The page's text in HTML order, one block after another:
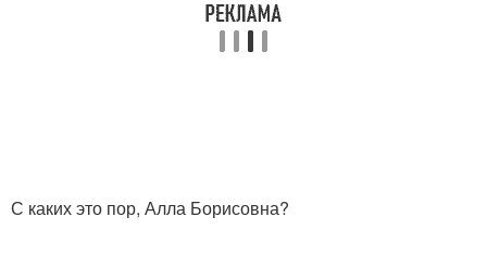
С каких это пор, Алла Борисовна?